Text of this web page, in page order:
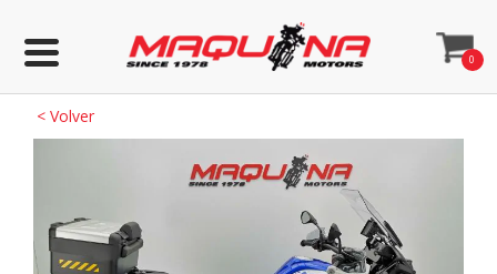
0
< Volver